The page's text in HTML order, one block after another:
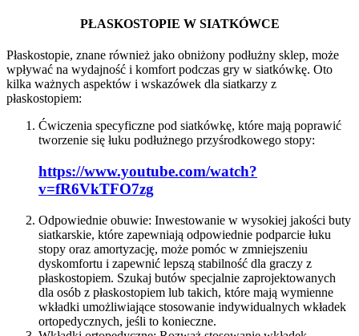
PŁASKOSTOPIE W SIATKÓWCE
Płaskostopie, znane również jako obniżony podłużny sklep, może
wpływać na wydajność i komfort podczas gry w siatkówkę. Oto
kilka ważnych aspektów i wskazówek dla siatkarzy z
płaskostopiem:
Ćwiczenia specyficzne pod siatkówkę, które mają poprawić
tworzenie się łuku podłużnego przyśrodkowego stopy:
https://www.youtube.com/watch?
v=fR6VkTFO7zg
Odpowiednie obuwie: Inwestowanie w wysokiej jakości buty
siatkarskie, które zapewniają odpowiednie podparcie łuku
stopy oraz amortyzację, może pomóc w zmniejszeniu
dyskomfortu i zapewnić lepszą stabilność dla graczy z
płaskostopiem. Szukaj butów specjalnie zaprojektowanych
dla osób z płaskostopiem lub takich, które mają wymienne
wkładki umożliwiające stosowanie indywidualnych wkładek
ortopedycznych, jeśli to konieczne.